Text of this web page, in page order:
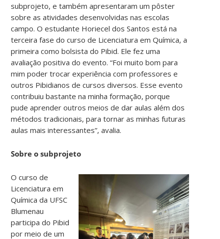
subprojeto, e também apresentaram um pôster
sobre as atividades desenvolvidas nas escolas
campo. O estudante Horiecel dos Santos está na
terceira fase do curso de Licenciatura em Química, a
primeira como bolsista do Pibid. Ele fez uma
avaliação positiva do evento. “Foi muito bom para
mim poder trocar experiência com professores e
outros Pibidianos de cursos diversos. Esse evento
contribuiu bastante na minha formação, porque
pude aprender outros meios de dar aulas além dos
métodos tradicionais, para tornar as minhas futuras
aulas mais interessantes”, avalia.
Sobre o subprojeto
O curso de
Licenciatura em
Química da UFSC
Blumenau
participa do Pibid
por meio de um